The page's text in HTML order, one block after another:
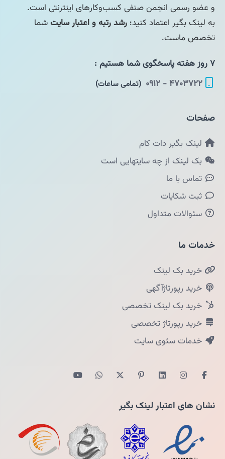
و عضو رسمی انجمن صنفی کسب‌وکارهای اینترنتی است.
به لینک بگیر اعتماد کنید؛ رشد رتبه و اعتبار سایتشما
تخصص ماست.
۷ روز هفته پاسخگوی شما هستیم :
۴۷۰۳۷۲۲ - ۰۹۱۲
(تمامی ساعات)
صفحات
لینک بگیر دات کام
بک لینک از چه سایتهایی است
تماس با ما
ثبت شکایات
سئوالات متداول
خدمات ما
خرید بک لینک
خرید رپورتاژآگهی
خرید بک لینک تخصصی
خرید رپورتاژ تخصصی
خدمات سئوی سایت
نشان های اعتبار لینک بگیر